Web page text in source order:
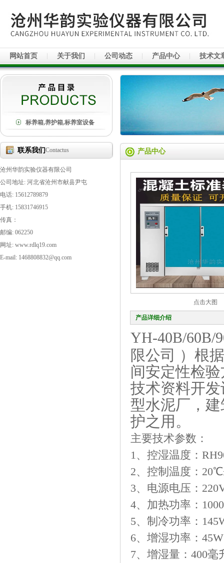
网站首页 关于我们 公司动态 产品中心 技术文
标养箱,养护箱,标养室设备
联系我们Contactus
沧州华韵实验仪器有限公司
公司地址: 河北省沧州市献县尹屯
电话: 15612789879
手机: 15831746915
传真：
邮编: 062250
网址: www.rdlq19.com
E-mail: 1468808832@qq.com
产品中心
点击大图
产品详细介绍
YH-40B/60B/
限公司 ）根
间安定性检
技术资料开
型水泥厂，
护之用。
主要技术参数：
1、控湿温度：
2、控制温度：
3、电源电压：
4、加热功率：
5、制冷功率：
6、增湿功率：45W
7、增湿量：400毫